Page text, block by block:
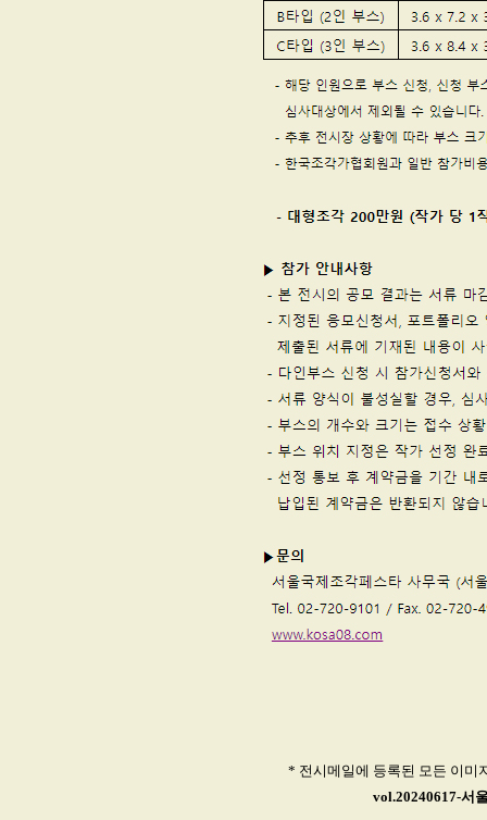
* 전시메일에 등록된 모든 이미
vol.20240617-서